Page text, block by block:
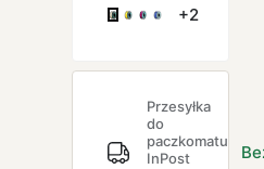
+2
Przesyłka
do
paczkomatu
InPost